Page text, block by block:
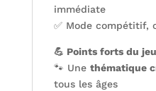
immédiate
✅ Mode compétitif,
💪 Points forts du jeu
🐾 Une thématique
tous les âges